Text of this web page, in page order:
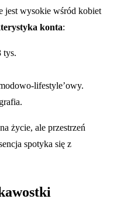
jest wysokie wśród kobiet
konta:
tys.
lifestyle’owy.
życie, ale przestrzeń
spotyka się z